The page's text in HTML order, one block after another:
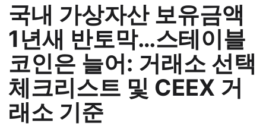
국내 가상자산 보유금액
1년새 반토막…스테이블
코인은 늘어: 거래소 선택
체크리스트 및 CEEX 거
래소 기준